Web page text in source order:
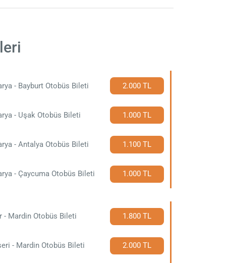
- Bayburt Otobüs Bileti 2.000 TL
- Uşak Otobüs Bileti 1.000 TL
- Antalya Otobüs Bileti 1.100 TL
- Çaycuma Otobüs Bileti 1.000 TL
- Mardin Otobüs Bileti 1.800 TL
- Mardin Otobüs Bileti 2.000 TL